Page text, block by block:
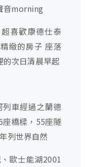
音morning
喜歡康德仕泰
緻的房子 座落
的次日清晨早起
車經過之蘭德
橋樑，55座隧
列世界自然
歐士能湖2001